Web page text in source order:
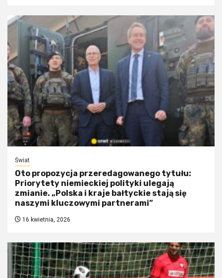
Świat
Oto propozycja przeredagowanego tytułu:
Priorytety niemieckiej polityki ulegają
zmianie. „Polska i kraje bałtyckie stają się
naszymi kluczowymi partnerami”
16 kwietnia, 2026